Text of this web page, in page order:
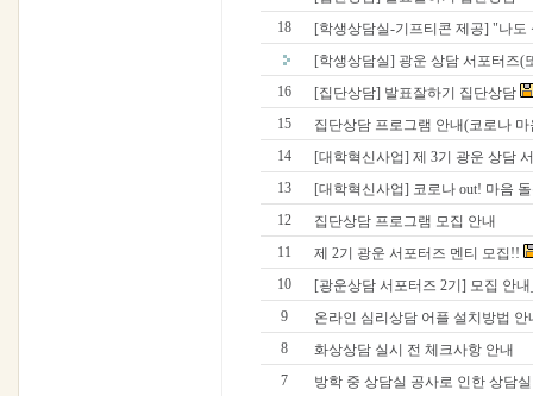
18
[학생상담실-기프티콘 제공] "나도
[학생상담실] 광운 상담 서포터즈(
16
[집단상담] 발표잘하기 집단상담
15
집단상담 프로그램 안내(코로나 마
14
[대학혁신사업] 제 3기 광운 상담
13
[대학혁신사업] 코로나 out! 마음
12
집단상담 프로그램 모집 안내
11
제 2기 광운 서포터즈 멘티 모집!!
10
[광운상담 서포터즈 2기] 모집 안
9
온라인 심리상담 어플 설치방법 안
8
화상상담 실시 전 체크사항 안내
7
방학 중 상담실 공사로 인한 상담